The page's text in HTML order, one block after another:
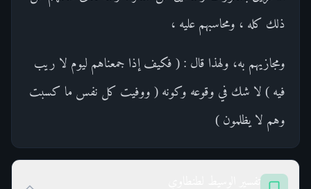
ذلك كله ، ومحاسبهم عليه ،
ومجازيهم به، ولهذا قال : ( فكيف إذا جمعناهم ليوم لا ريب
فيه ) لا شك في وقوعه وكونه ( ووفيت كل نفس ما كسبت
وهم لا يظلمون )